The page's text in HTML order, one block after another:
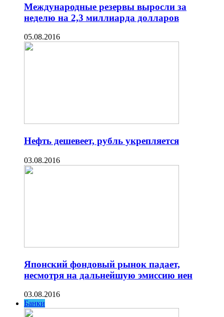
Международные резервы выросли за
неделю на 2,3 миллиарда долларов
05.08.2016
Нефть дешевеет, рубль укрепляется
03.08.2016
Японский фондовый рынок падает,
несмотря на дальнейшую эмиссию иен
03.08.2016
Банки